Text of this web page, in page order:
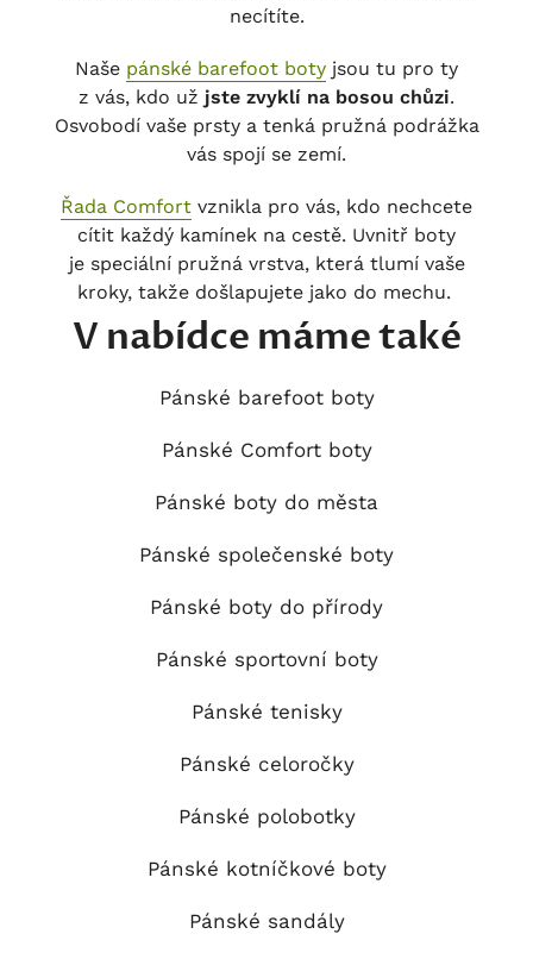
necítíte.
Naše pánské barefoot boty jsou tu pro ty
z vás, kdo už jste zvyklí na bosou chůzi.
Osvobodí vaše prsty a tenká pružná podrážka
vás spojí se zemí.
Řada Comfort vznikla pro vás, kdo nechcete
cítit každý kamínek na cestě. Uvnitř boty
je speciální pružná vrstva, která tlumí vaše
kroky, takže došlapujete jako do mechu.
V nabídce máme také
Pánské barefoot boty
Pánské Comfort boty
Pánské boty do města
Pánské společenské boty
Pánské boty do přírody
Pánské sportovní boty
Pánské tenisky
Pánské celoročky
Pánské polobotky
Pánské kotníčkové boty
Pánské sandály